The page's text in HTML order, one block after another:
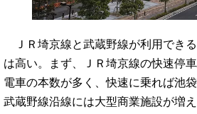
ＪＲ埼京線と武蔵野線が利用でき
は高い。まず、ＪＲ埼京線の快速停
電車の本数が多く、快速に乗れば池
武蔵野線沿線には大型商業施設が増